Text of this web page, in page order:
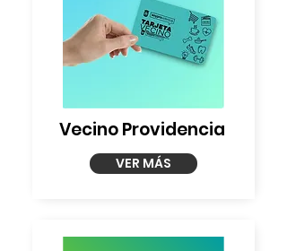
Vecino Providencia
VER MÁS